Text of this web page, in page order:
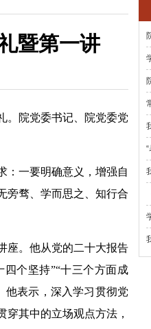
暨第一讲
。院党委书记、院党委党
：一要明确意义，增强自
旁骛、学而思之、知行合
座。他从党的二十大报告
个坚持”“十三个方面成
他表示，深入学习贯彻党
其中的立场观点方法，